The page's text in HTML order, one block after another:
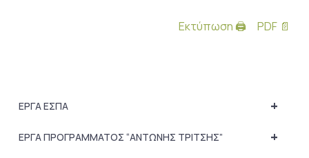
Εκτύπωση 🖨 PDF 📄
+
ΕΡΓΑ ΕΣΠΑ
+
ΕΡΓΑ ΠΡΟΓΡΑΜΜΑΤΟΣ “ΑΝΤΩΝΗΣ ΤΡΙΤΣΗΣ”